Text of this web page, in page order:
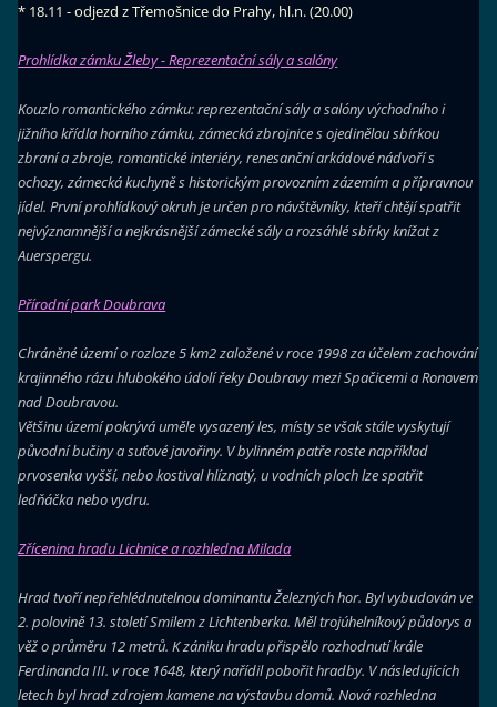
* 18.11 - odjezd z Třemošnice do Prahy, hl.n. (20.00)
Prohlídka zámku Žleby - Reprezentační sály a salóny
Kouzlo romantického zámku: reprezentační sály a salóny východního i
jižního křídla horního zámku, zámecká zbrojnice s ojedinělou sbírkou
zbraní a zbroje, romantické interiéry, renesanční arkádové nádvoří s
ochozy, zámecká kuchyně s historickým provozním zázemím a přípravnou
jídel.První prohlídkový okruh je určen pro návštěvníky, kteří chtějí spatřit
nejvýznamnější a nejkrásnější zámecké sály a rozsáhlé sbírky knížat z
Auerspergu.
Přírodní park Doubrava
Chráněné území o rozloze 5 km2 založené v roce 1998 za účelem zachování
krajinného rázu hlubokého údolí řeky Doubravy mezi Spačicemi a Ronovem
nad Doubravou.
Většinu území pokrývá uměle vysazený les, místy se však stále vyskytují
původní bučiny a suťové javořiny. V bylinném patře roste například
prvosenka vyšší, nebo kostival hlíznatý, u vodních ploch lze spatřit
ledňáčka nebo vydru.
Zřícenina hradu Lichnice a rozhledna Milada
Hrad tvoří nepřehlédnutelnou dominantu Železných hor. Byl vybudován ve
2. polovině 13. století Smilem z Lichtenberka. Měl trojúhelníkový půdorys a
věž o průměru 12 metrů. K zániku hradu přispělo rozhodnutí krále
Ferdinanda III. v roce 1648, který nařídil pobořit hradby. V následujících
letech byl hrad zdrojem kamene na výstavbu domů.Nová rozhledna